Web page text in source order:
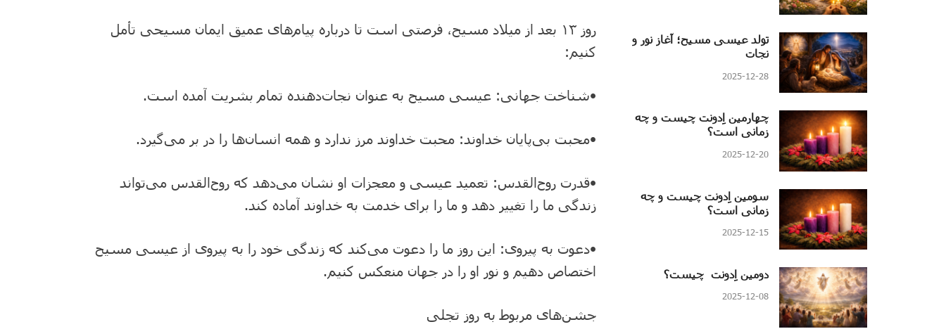
روز ۱۳ بعد از میلاد مسیح، فرصتی است تا درباره پیام‌های عمیق ایمان مسیحی تأمل
کنیم:
•شناخت جهانی: عیسی مسیح به عنوان نجات‌دهنده تمام بشریت آمده است.
•محبت بی‌پایان خداوند: محبت خداوند مرز ندارد و همه انسان‌ها را در بر می‌گیرد.
•قدرت روح‌القدس: تعمید عیسی و معجزات او نشان می‌دهد که روح‌القدس می‌تواند
زندگی ما را تغییر دهد و ما را برای خدمت به خداوند آماده کند.
•دعوت به پیروی: این روز ما را دعوت می‌کند که زندگی خود را به پیروی از عیسی مسیح
اختصاص دهیم و نور او را در جهان منعکس کنیم.
جشن‌های مربوط به روز تجلی
تولد عیسی مسیح؛ آغاز نور و
نجات
2025-12-28
چهارمین اِدونت چیست و چه
زمانی است؟
2025-12-20
سومین اِدونت چیست و چه
زمانی است؟
2025-12-15
دومین اِدونت چیست؟
2025-12-08